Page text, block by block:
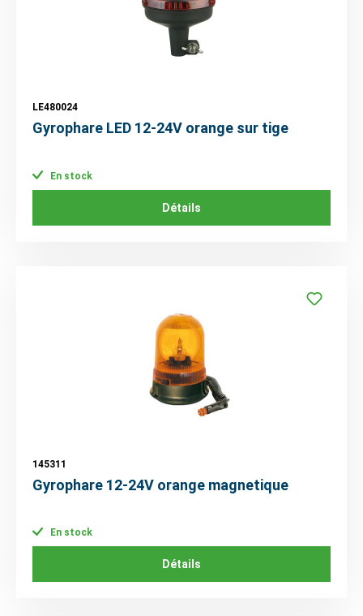
LE480024
Gyrophare LED 12-24V orange sur tige
En stock
Détails
145311
Gyrophare 12-24V orange magnetique
En stock
Détails